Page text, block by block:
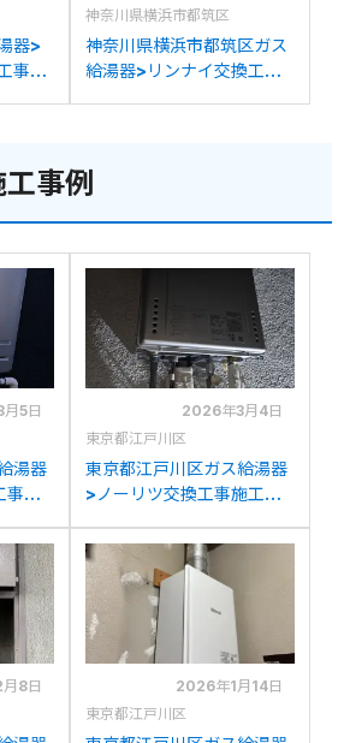
器>
事
神奈川県横浜市都筑区
神奈川県横浜市都筑区ガス
給湯器>リンナイ交換工事
の交換
事例
5日
湯器
事
FH-
2026年3月4日
東京都江戸川区
東京都江戸川区ガス給湯器
>ノーリツ交換工事施工事
2028AWXからノーリツ
GT-C2072AW BLへの交
換
8日
2026年1月14日
東京都江戸川区